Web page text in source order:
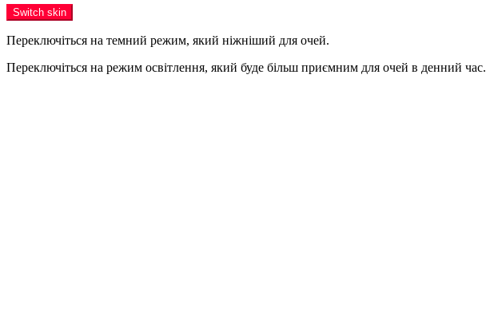
Switch skin
Переключіться на темний режим, який ніжніший для очей.
Переключіться на режим освітлення, який буде більш приємним для очей в денний час.